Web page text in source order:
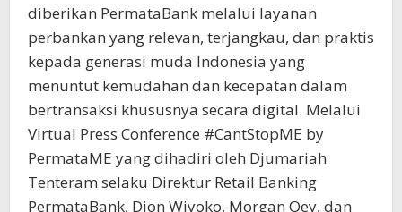
diberikan PermataBank melalui layanan
perbankan yang relevan, terjangkau, dan praktis
kepada generasi muda Indonesia yang
menuntut kemudahan dan kecepatan dalam
bertransaksi khususnya secara digital. Melalui
Virtual Press Conference #CantStopME by
PermataME yang dihadiri oleh Djumariah
Tenteram selaku Direktur Retail Banking
PermataBank, Dion Wiyoko, Morgan Oey, dan